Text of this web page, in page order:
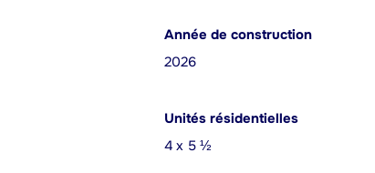
Année de construction
2026
Unités résidentielles
4 x 5 ½